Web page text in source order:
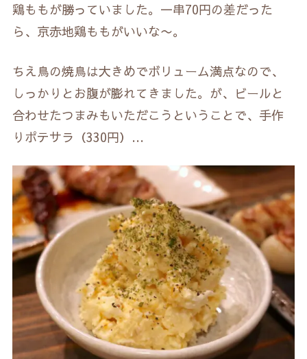
鶏ももが勝っていました。一串70円の差だった
ら、京赤地鶏ももがいいな〜。
ちえ鳥の焼鳥は大きめでボリューム満点なので、
しっかりとお腹が膨れてきました。が、ビールと
合わせたつまみもいただこうということで、手作
りポテサラ（330円）…